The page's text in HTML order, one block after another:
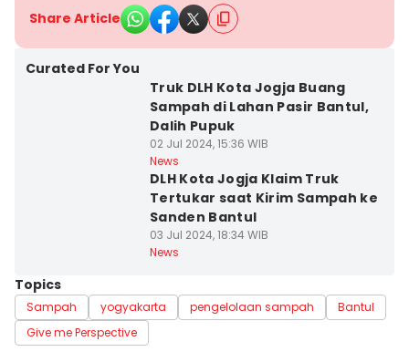
Share Article
Curated For You
Truk DLH Kota Jogja Buang
Sampah di Lahan Pasir Bantul,
Dalih Pupuk
02 Jul 2024, 15:36 WIB
News
DLH Kota Jogja Klaim Truk
Tertukar saat Kirim Sampah ke
Sanden Bantul
03 Jul 2024, 18:34 WIB
News
Topics
Sampah yogyakarta pengelolaan sampah
Bantul
Give me Perspective